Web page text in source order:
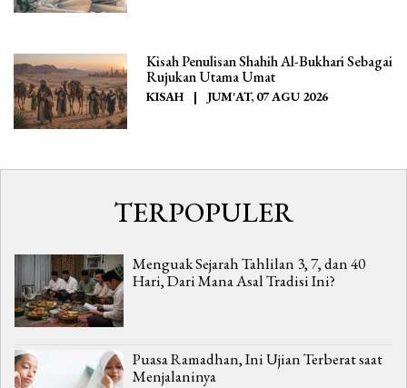
Kisah Penulisan Shahih Al-Bukhari Sebagai
Rujukan Utama Umat
KISAH | JUM'AT, 07 AGU 2026
TERPOPULER
Menguak Sejarah Tahlilan 3, 7, dan 40
Hari, Dari Mana Asal Tradisi Ini?
Puasa Ramadhan, Ini Ujian Terberat saat
Menjalaninya